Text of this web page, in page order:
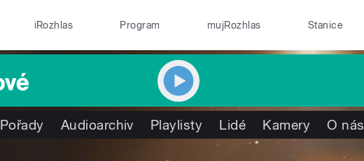
iRozhlas Program mujRozhlas Stanice
Pořady Audioarchiv Playlisty Lidé Kamery O nás